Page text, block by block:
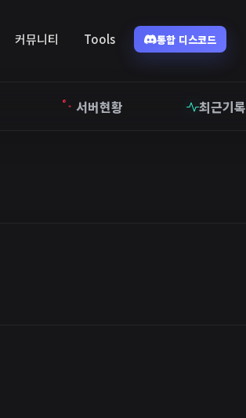
커뮤니티 Tools 통합 디스코드
서버현황 최근기록